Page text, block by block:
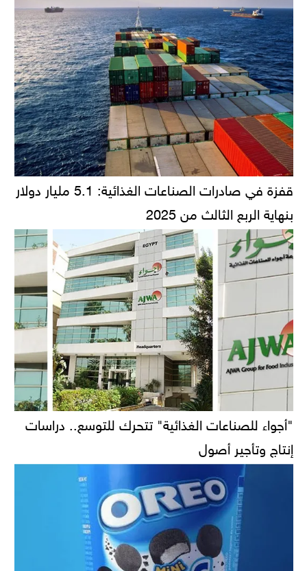
قفزة في صادرات الصناعات الغذائية: 5.1 مليار دولار
بنهاية الربع الثالث من 2025
"أجواء للصناعات الغذائية" تتحرك للتوسع.. دراسات
إنتاج وتأجير أصول